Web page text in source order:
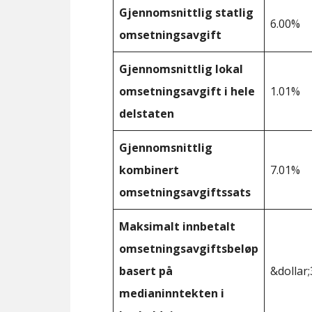
Gjennomsnittlig statlig
omsetningsavgift
6.00%
Gjennomsnittlig lokal
omsetningsavgift i hele
delstaten
1.01%
Gjennomsnittlig
kombinert
omsetningsavgiftssats
7.01%
Maksimalt innbetalt
omsetningsavgiftsbeløp
basert på
medianinntekten i